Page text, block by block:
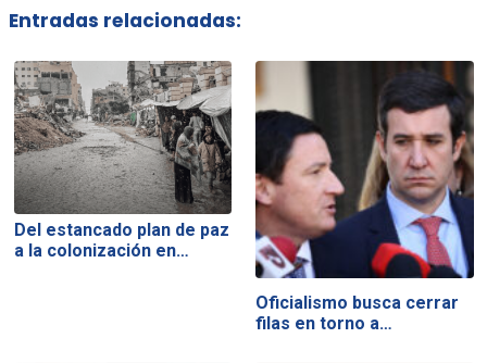
Entradas relacionadas:
Del estancado plan de paz
a la colonización en…
Oficialismo busca cerrar
filas en torno a…